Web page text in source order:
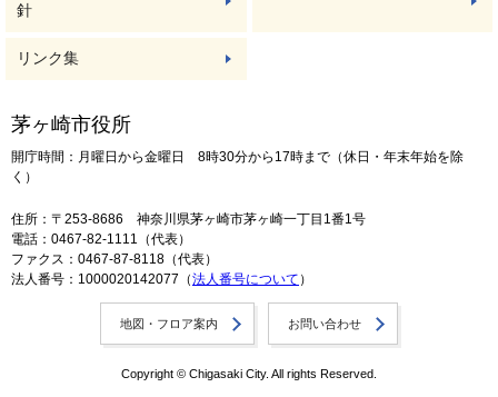
針
リンク集
茅ヶ崎市役所
開庁時間：月曜日から金曜日 8時30分から17時まで（休日・年末年始を除
く）
住所：〒253-8686 神奈川県茅ヶ崎市茅ヶ崎一丁目1番1号
電話：0467-82-1111（代表）
ファクス：0467-87-8118（代表）
法人番号：1000020142077（法人番号について ）
地図・フロア案内 お問い合わせ
Copyright © Chigasaki City. All rights Reserved.